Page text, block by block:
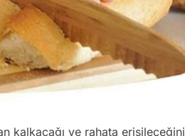
kalkacağı ve rahata erişileceğini